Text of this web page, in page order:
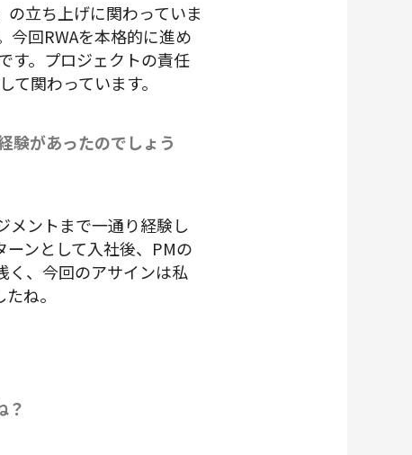
立ち上げに関わっていま
今回RWAを本格的に進め
す。プロジェクトの責任
て関わっています。
があったのでしょう
メントまで一通り経験し
ンとして入社後、PMの
く、今回のアサインは私
ね。
？